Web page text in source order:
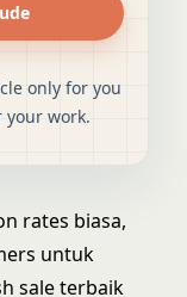
only for you
your work.
rates biasa,
untuk
sale terbaik